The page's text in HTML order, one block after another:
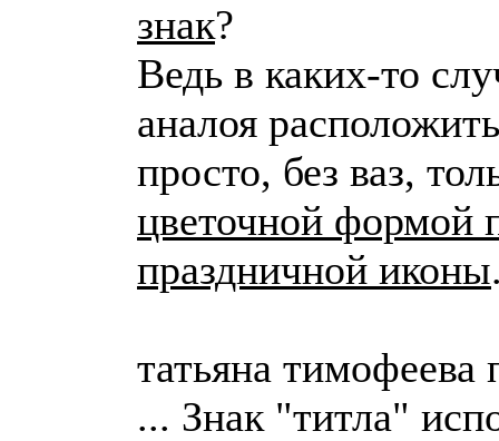
знак?
Ведь в каких-то
аналоя
просто, без ваз,
цветочной формой
праздничной иконы
татьяна тимофеева
... Знак "титла"